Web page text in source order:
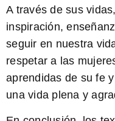
A través de sus
inspiración,
seguir en nuestra
respetar a las
aprendidas de su fe
una vida plena y